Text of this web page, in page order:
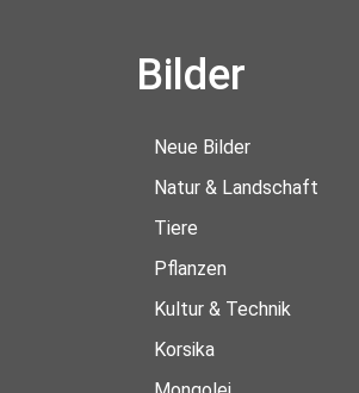
Bilder
Neue Bilder
Natur & Landschaft
Tiere
Pflanzen
Kultur & Technik
Korsika